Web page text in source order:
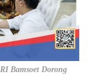
Bamsoet Dorong